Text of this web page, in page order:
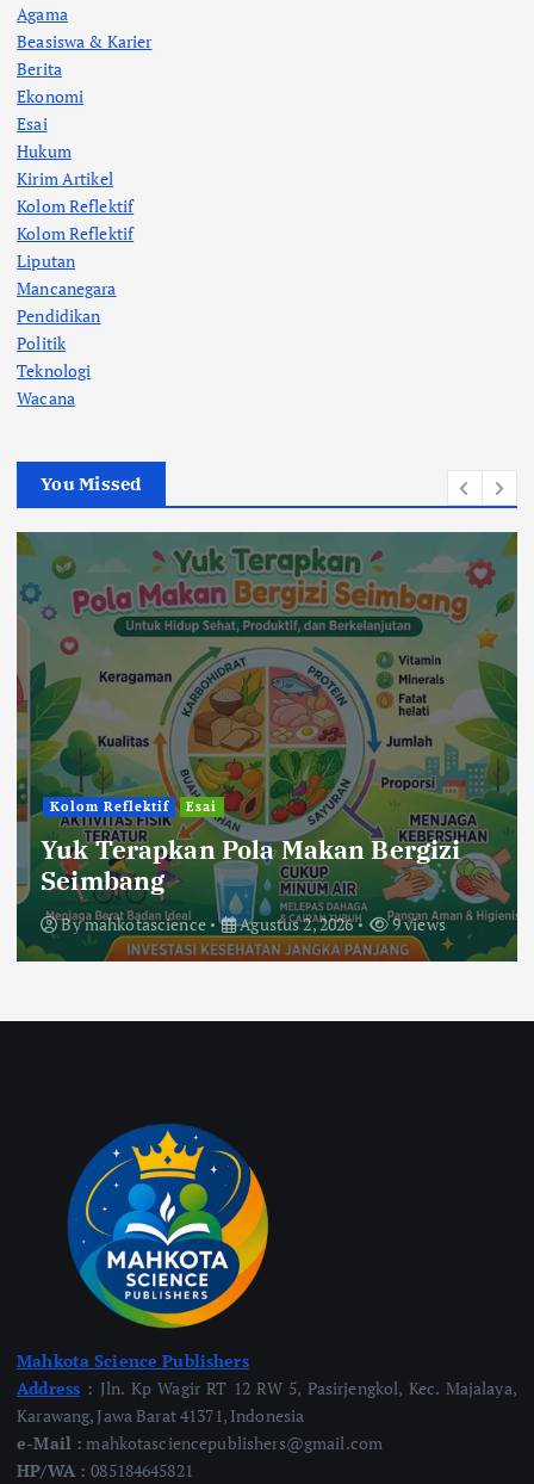
Agama
Beasiswa & Karier
Berita
Ekonomi
Esai
Hukum
Kirim Artikel
Kolom Reflektif
Kolom Reflektif
Liputan
Mancanegara
Pendidikan
Politik
Teknologi
Wacana
You Missed
Kolom Reflektif Esai
Yuk Terapkan Pola Makan Bergizi
Seimbang
Bymahkotascience Agustus 2, 2026 9 views
Mahkota Science Publishers
Address : Jln. Kp Wagir RT 12 RW 5, Pasirjengkol, Kec. Majalaya,
Karawang, Jawa Barat 41371, Indonesia
e-Mail : mahkotasciencepublishers@gmail.com
HP/WA :085184645821